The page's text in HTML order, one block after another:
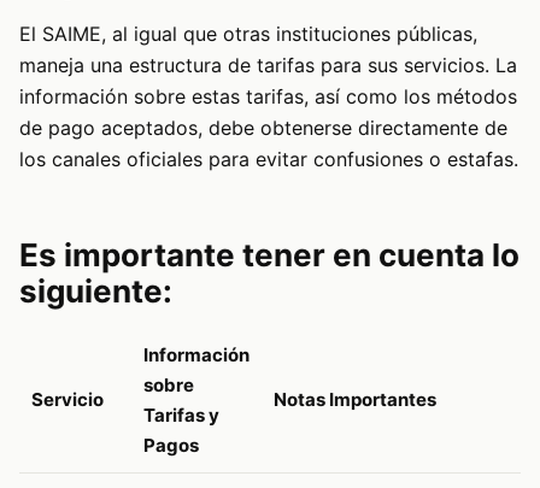
El SAIME, al igual que otras instituciones públicas,
maneja una estructura de tarifas para sus servicios. La
información sobre estas tarifas, así como los métodos
de pago aceptados, debe obtenerse directamente de
los canales oficiales para evitar confusiones o estafas.
Es importante tener en cuenta lo
siguiente:
Servicio
Información
sobre
Tarifas y
Pagos
Notas Importantes